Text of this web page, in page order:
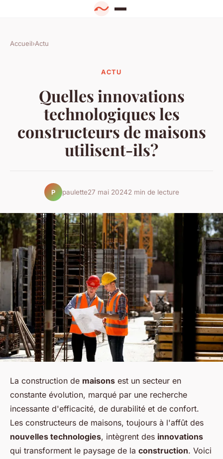
Accueil›Actu
ACTU
Quelles innovations
technologiques les
constructeurs de maisons
utilisent-ils?
P paulette27 mai 20242 min de lecture
La construction de maisons est un secteur en
constante évolution, marqué par une recherche
incessante d'efficacité, de durabilité et de confort.
Les constructeurs de maisons, toujours à l'affût des
nouvelles technologies, intègrent des innovations
qui transforment le paysage de la construction. Voici